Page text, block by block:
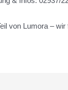
von Lumora –